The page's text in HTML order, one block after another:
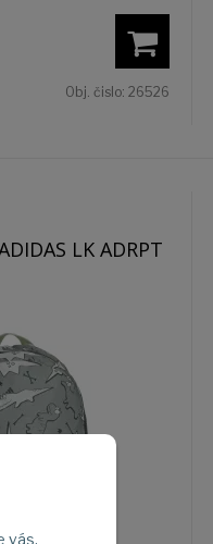
vás.
Obj. čislo: 26526
LK ADRPT